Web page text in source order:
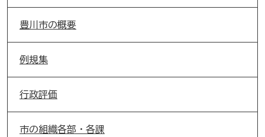
豊川市の概要
例規集
行政評価
市の組織各部・各課